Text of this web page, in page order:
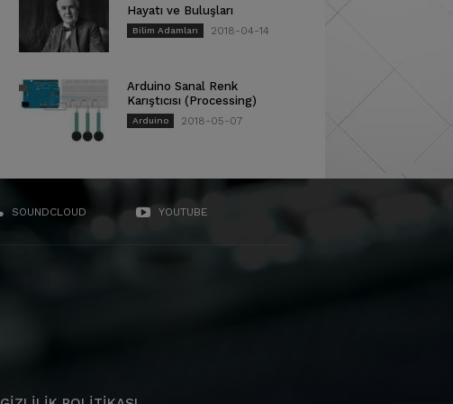
Hayatı ve Buluşları
Bilim Adamları 2018-04-14
Arduino Sanal Renk
Karıştıcısı (Processing)
Arduino 2018-05-07
SOUNDCLOUD YOUTUBE